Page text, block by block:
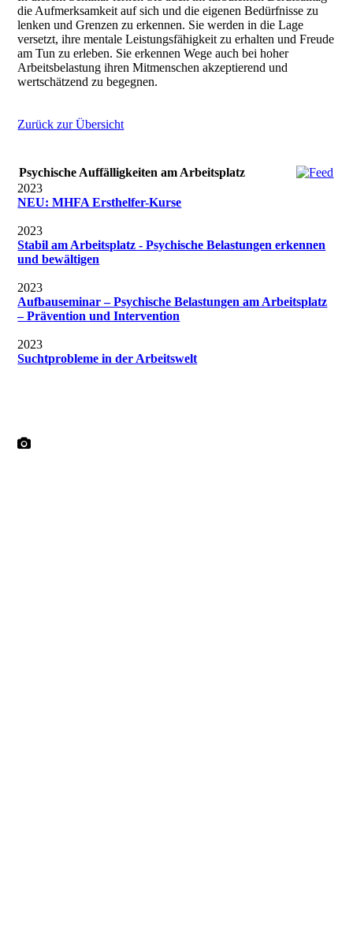
die Aufmerksamkeit auf sich und die eigenen Bedürfnisse zu
lenken und Grenzen zu erkennen. Sie werden in die Lage
versetzt, ihre mentale Leistungsfähigkeit zu erhalten und Freude
am Tun zu erleben. Sie erkennen Wege auch bei hoher
Arbeitsbelastung ihren Mitmenschen akzeptierend und
wertschätzend zu begegnen.
Zurück zur Übersicht
Psychische Auffälligkeiten am Arbeitsplatz
2023
NEU: MHFA Ersthelfer-Kurse
2023
Stabil am Arbeitsplatz - Psychische Belastungen erkennen
und bewältigen
2023
Aufbauseminar – Psychische Belastungen am Arbeitsplatz
– Prävention und Intervention
2023
Suchtprobleme in der Arbeitswelt